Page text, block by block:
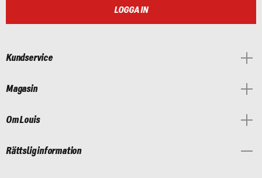
LOGGA IN
Kundservice
Magasin
Om Louis
Rättslig information